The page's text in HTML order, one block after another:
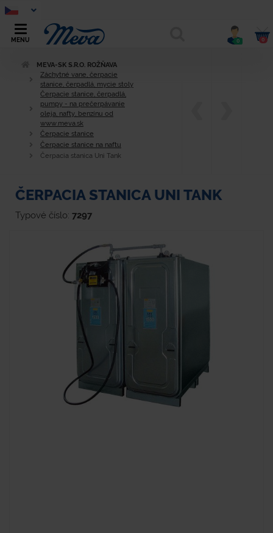
MENU 0 0
MEVA-SK S.R.O. ROŽŇAVA
Záchytné vane, čerpacie
stanice, čerpadlá, mycie stoly
Čerpacie stanice, čerpadlá,
pumpy - na prečerpávanie
oleja, nafty, benzínu od
www.meva.sk
Čerpacie stanice
Čerpacie stanice na naftu
Čerpacia stanica Uni Tank
ČERPACIA STANICA UNI TANK
Typové číslo: 7297